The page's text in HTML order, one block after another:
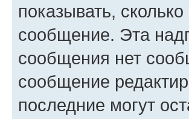
показывать,
сообщение. Эта
сообщения нет
сообщение
последние могут